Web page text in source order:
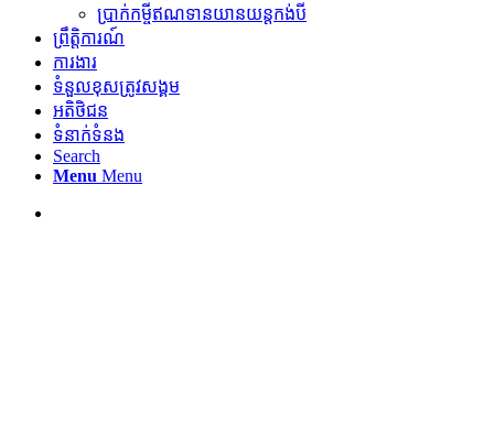
ប្រាក់កម្ចីឥណទានយានយន្តកង់បី
ព្រឹត្តិការណ៍
ការងារ
ទំនួលខុសត្រូវសង្គម
អតិថិជន
ទំនាក់ទំនង
Search
Menu Menu